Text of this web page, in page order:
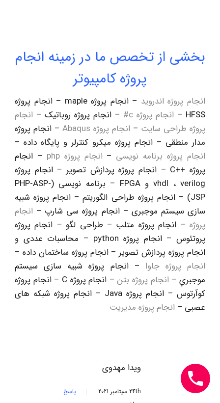
بخشی از تخصص ما در زمینه انجام
پروژه کامپیوتر
انجام پروژه اندرويد
– انجام پروژه maple – انجام پروژه
HFSS –
انجام پروژه c# – انجام پروژه روباتيک – انجام
پروژه طراحی سایت – انجام پروژه Abaqus
– انجام پروژه
مدار منطقی – انجام پروژه ميکرو کنترلر و پايگاه داده –
انجام پروژه برنامه نویسی – انجام پروژه php
– انجام
پروژه ++C – انجام پروژه پردازش تصوير – انجام پروژه
vhdl ، verilog و FPGA – برنامه نويسی (PHP-ASP-
JSP) – انجام پروژه طراحی الگوريتم – انجام پروژه شبيه
سازی سيستم موجبری – انجام پروژه سی شارپ – انجام
پروژه – انجام پروژه متلب – طراحی لگو – انجام پروژه
پروتئوس – انجام پروژه python – محاسبات عددی و
انجام پروژه پردازش تصوير – انجام پروژه ساختمان داده –
انجام پروژه جاوا – انجام پروژه شبيه سازی سيستم
موجبري – انجام پروژه بتن
– انجام پروژه C – انجام پروژه
کوآرتوس – انجام پروژه Java – انجام پروژه شبکه‏ های
عصبی – انجام پروژه مدیریت
ویدا مهدوی
24th سپتامبر 2021 پاسخ